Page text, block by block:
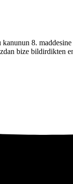
kanunun 8.
bize bildirdikten